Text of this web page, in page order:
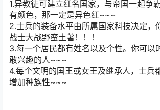
1.异教徒可建立红名国家，与帝国一起争
有颜色，那一定是异色红~~~
2.士兵的装备水平由所属国家科技决定，
战士大战野蛮土著！！！
3.每一个居民都有姓名以及个性。你可以
敢兴趣的人~~~
4.每个文明的国王或女王及继承人，士兵
增加种族性~~~